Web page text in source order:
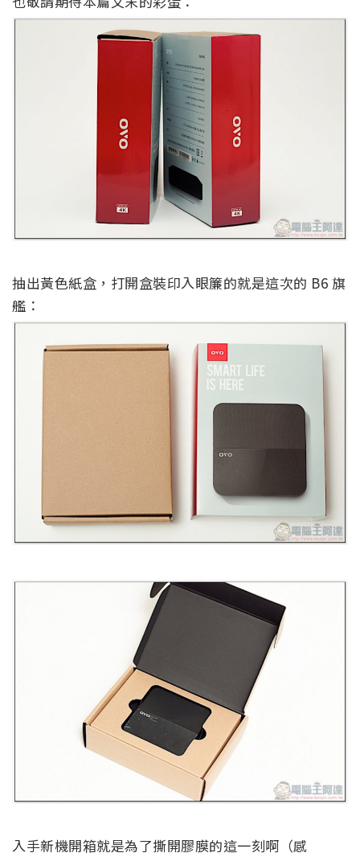
抽出黃色紙盒，打開盒裝印入眼簾的就是這次的 B6 旗
艦：
入手新機開箱就是為了撕開膠膜的這一刻啊（感